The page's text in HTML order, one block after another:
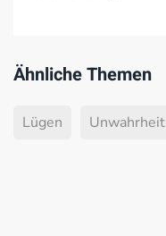
Ähnliche Themen
Lügen Unwahrheit